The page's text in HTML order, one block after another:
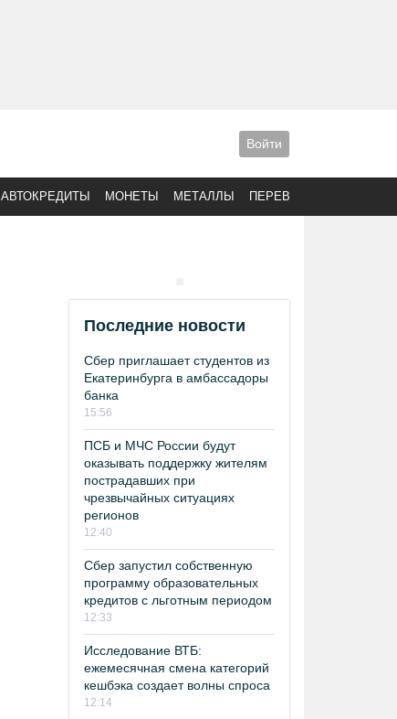
Войти
АВТОКРЕДИТЫ МОНЕТЫ МЕТАЛЛЫ ПЕРЕВОДЫ
Последние новости
Сбер приглашает студентов из
Екатеринбурга в амбассадоры
банка
15:56
ПСБ и МЧС России будут
оказывать поддержку жителям
пострадавших при
чрезвычайных ситуациях
регионов
12:40
Сбер запустил собственную
программу образовательных
кредитов с льготным периодом
12:33
Исследование ВТБ:
ежемесячная смена категорий
кешбэка создает волны спроса
12:14